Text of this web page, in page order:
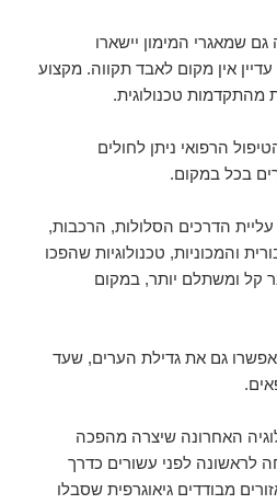
שמאגרי המימון יישארו
אין מקום לאבד תקווה. מקצוע
מהתקדמות טכנולוגית.
הטיפול הרפואי ניתן לחולים
בכל במקום.
הדרכים הסלולות, הרכבות,
והמכוניות, טכנולוגיות שהפכו
קל ומשתלם יותר, במקום
גם את גדילת הערים, שעד
האחרונה שיצרה מהפכה
לראשונה לפני עשורים כדרך
מבודדים גיאוגרפית שסבלו